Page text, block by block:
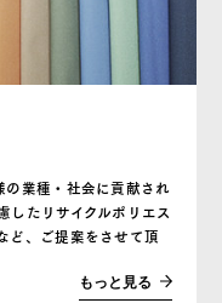
の業種・社会に貢献され
したリサイクルポリエス
ど、ご提案をさせて頂
もっと見る